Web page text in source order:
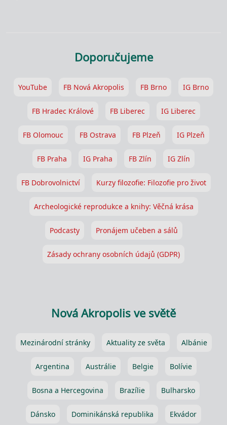
Doporučujeme
YouTube FB Nová Akropolis FB Brno IG Brno
FB Hradec Králové FB Liberec IG Liberec
FB Olomouc FB Ostrava FB Plzeň IG Plzeň
FB Praha IG Praha FB Zlín IG Zlín
FB Dobrovolnictví Kurzy filozofie: Filozofie pro život
Archeologické reprodukce a knihy: Věčná krása
Podcasty Pronájem učeben a sálů
Zásady ochrany osobních údajů (GDPR)
Nová Akropolis ve světě
Mezinárodní stránky Aktuality ze světa Albánie
Argentina Austrálie Belgie Bolívie
Bosna a Hercegovina Brazílie Bulharsko
Dánsko Dominikánská republika Ekvádor